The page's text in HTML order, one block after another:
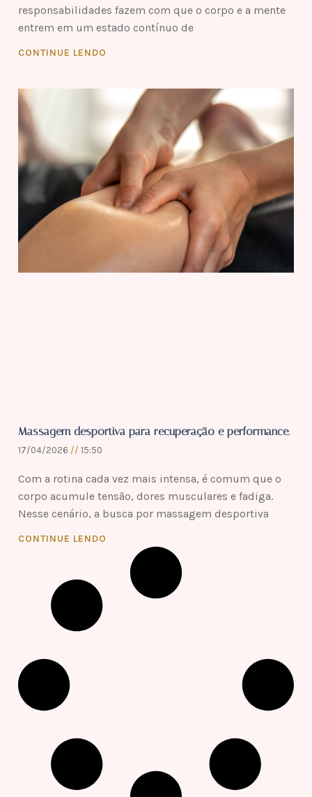
responsabilidades fazem com que o corpo e a mente
entrem em um estado contínuo de
CONTINUE LENDO
Massagem desportiva para recuperação e performance.
17/04/2026 15:50
Com a rotina cada vez mais intensa, é comum que o
corpo acumule tensão, dores musculares e fadiga.
Nesse cenário, a busca por massagem desportiva
CONTINUE LENDO